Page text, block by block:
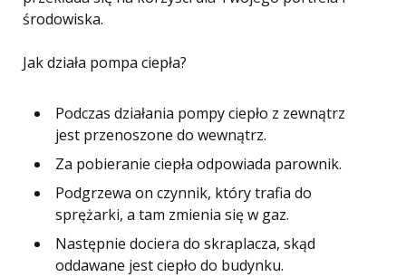
środowiska.
Jak działa pompa ciepła?
Podczas działania pompy ciepło z zewnątrz
jest przenoszone do wewnątrz.
Za pobieranie ciepła odpowiada parownik.
Podgrzewa on czynnik, który trafia do
sprężarki, a tam zmienia się w gaz.
Następnie dociera do skraplacza, skąd
oddawane jest ciepło do budynku.